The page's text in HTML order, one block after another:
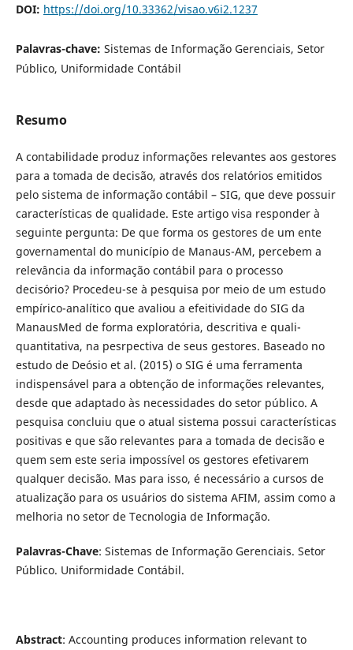
DOI: https://doi.org/10.33362/visao.v6i2.1237
Palavras-chave: Sistemas de Informação Gerenciais, Setor
Público, Uniformidade Contábil
Resumo
A contabilidade produz informações relevantes aos gestores
para a tomada de decisão, através dos relatórios emitidos
pelo sistema de informação contábil – SIG, que deve possuir
características de qualidade. Este artigo visa responder à
seguinte pergunta: De que forma os gestores de um ente
governamental do município de Manaus-AM, percebem a
relevância da informação contábil para o processo
decisório? Procedeu-se à pesquisa por meio de um estudo
empírico-analítico que avaliou a efeitividade do SIG da
ManausMed de forma exploratória, descritiva e quali-
quantitativa, na pesrpectiva de seus gestores. Baseado no
estudo de Deósio et al. (2015) o SIG é uma ferramenta
indispensável para a obtenção de informações relevantes,
desde que adaptado às necessidades do setor público. A
pesquisa concluiu que o atual sistema possui características
positivas e que são relevantes para a tomada de decisão e
quem sem este seria impossível os gestores efetivarem
qualquer decisão. Mas para isso, é necessário a cursos de
atualização para os usuários do sistema AFIM, assim como a
melhoria no setor de Tecnologia de Informação.
Palavras-Chave: Sistemas de Informação Gerenciais. Setor
Público. Uniformidade Contábil.
Abstract: Accounting produces information relevant to